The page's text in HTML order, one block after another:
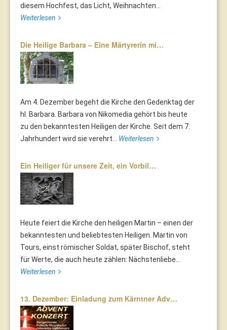
diesem Hochfest, das Licht, Weihnachten...
Weiterlesen
Die Heilige Barbara – Eine Märtyrerin mi…
Am 4. Dezember begeht die Kirche den Gedenktag der
hl. Barbara. Barbara von Nikomedia gehört bis heute
zu den bekanntesten Heiligen der Kirche. Seit dem 7.
Jahrhundert wird sie verehrt... Weiterlesen
Ein Heiliger für unsere Zeit, ein Vorbil…
Heute feiert die Kirche den heiligen Martin – einen der
bekanntesten und beliebtesten Heiligen. Martin von
Tours, einst römischer Soldat, später Bischof, steht
für Werte, die auch heute zählen: Nächstenliebe...
Weiterlesen
13. Dezember: Einladung zum Kärntner Adv…